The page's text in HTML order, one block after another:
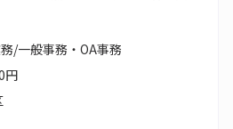
/一般事務・OA事務
円